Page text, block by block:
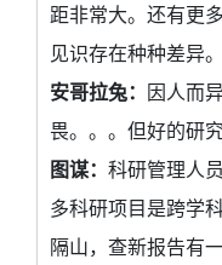
距非常大。还有更
见识存在种种差异。
安哥拉兔： 因人而
畏。。。但好的研
图谋： 科研管理人
多科研项目是跨学
隔山，查新报告有